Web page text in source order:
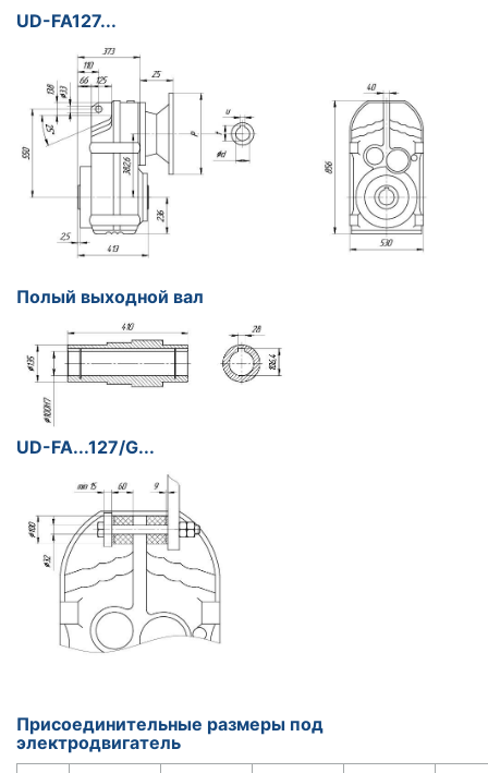
UD-FA127...
Полый выходной вал
UD-FA...127/G...
Присоединительные размеры под
электродвигатель